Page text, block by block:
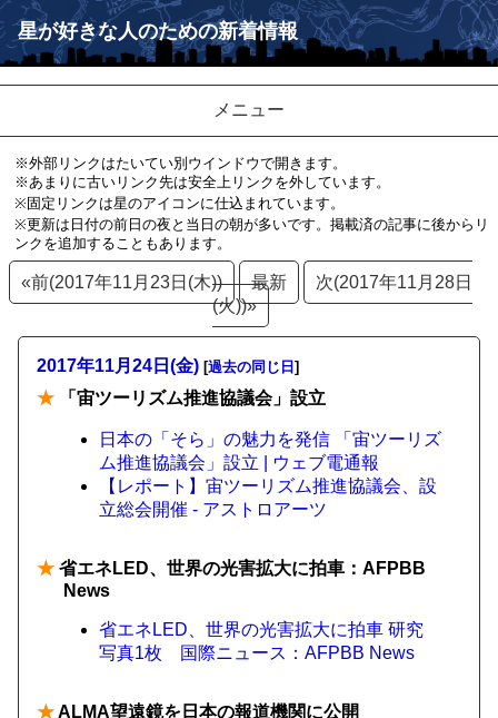
星が好きな人のための新着情報
メニュー
※外部リンクはたいてい別ウインドウで開きます。
※あまりに古いリンク先は安全上リンクを外しています。
※固定リンクは星のアイコンに仕込まれています。
※更新は日付の前日の夜と当日の朝が多いです。掲載済の記事に後からリ
ンクを追加することもあります。
«前(2017年11月23日(木)) 最新
次(2017年11月28日
(火))»
2017年11月24日(金) [過去の同じ日 ]
★ 「宙ツーリズム推進協議会」設立
日本の「そら」の魅力を発信 「宙ツーリズ
ム推進協議会」設立 | ウェブ電通報
【レポート】宙ツーリズム推進協議会、設
立総会開催 - アストロアーツ
★ 省エネLED、世界の光害拡大に拍車：AFPBB
News
省エネLED、世界の光害拡大に拍車 研究
写真1枚 国際ニュース：AFPBB News
★ALMA望遠鏡を日本の報道機関に公開